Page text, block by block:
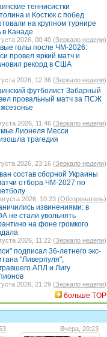
теннисистки
и Костюк с побед
на крупном турнире
в Канаде
2026, 00:40 (Зеркало недели)
голы после ЧМ-2026:
провел яркий матч и
рекорд в США
2026, 12:36 (Зеркало недели)
футболист Забарный
провальный матч за ПСЖ
2026, 11:46 (Зеркало недели)
Лионеля Месси
трагедия
2026, 23:16 (Зеркало недели)
состав сборной Украины
отбора ЧМ-2027 по
2026, 10:23 (Обозреватель)
извинениями: в
не стали увольнять
на фоне громкого
2026, 11:22 (Зеркало недели)
подписал 36-летнего экс-
"Ливерпуля",
АПЛ и Лигу
2026, 21:29 (Зеркало недели)
больше TOP
Вчера, 20:23